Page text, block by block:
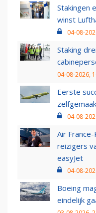
Stakingen
winst
04-08-
Staking
04-08-2026,
Eerste
04-08-
Air
reizigers
easyJet
04-08-
Boeing
eindelijk